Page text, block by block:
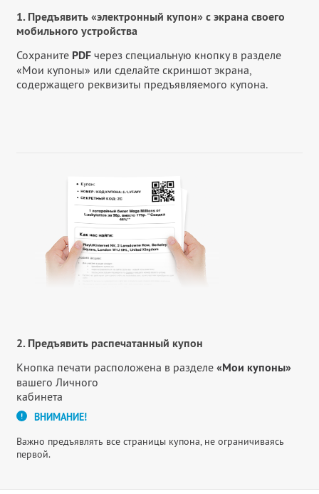
1. Предъявить «электронный купон» с экрана своего
мобильного устройства
Сохраните PDF через специальную кнопку в разделе
«Мои купоны» или сделайте скриншот экрана,
содержащего реквизиты предъявляемого купона.
2. Предъявить распечатанный купон
Кнопка печати расположена в разделе «Мои купоны»
вашего Личного
кабинета
ВНИМАНИЕ!
Важно предъявлять все страницы купона, не ограничиваясь
первой.